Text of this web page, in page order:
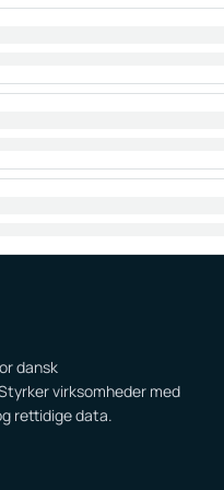
dansk
virksomheder med
rettidige data.